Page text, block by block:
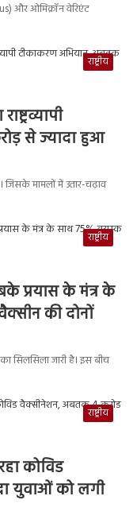
और ओमिक्रॉन वेरिएंट
राष्ट्रीय
से ज्यादा हुआ
जिसके मामलों में उतार-चढ़ाव
राष्ट्रीय
प्रयास के मंत्र के
की दोनों
सिलसिला जारी है। इस बीच
राष्ट्रीय
कोविड
युवाओं को लगी